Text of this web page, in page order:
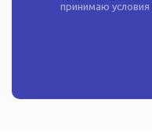
принимаю условия